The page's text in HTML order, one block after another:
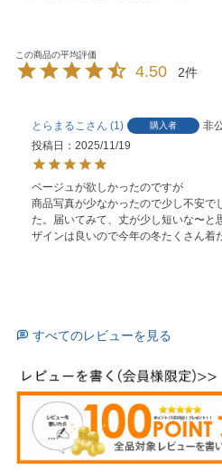
4.50 2
とらまるこ 1 購入者
非
投稿日
2025/11/19
ベージュが欲しかったのですが
商品写真が少なかったので少し不安で
た。届いてみて、丈が少し短いな〜と
ザインは良いので今年の冬たくさん
すべてのレビューを見る